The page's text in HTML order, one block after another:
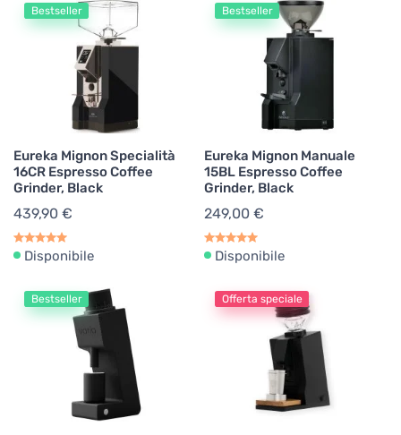
Bestseller
Eureka Mignon Specialità
16CR Espresso Coffee
Grinder, Black
439,90 €
Disponibile
Bestseller
Eureka Mignon Manuale
15BL Espresso Coffee
Grinder, Black
249,00 €
Disponibile
Bestseller Offerta speciale